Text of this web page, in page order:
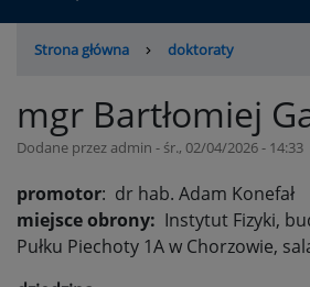
Ścieżka
Strona główna doktoraty
mgr Bartłomiej
Dodane przez admin - śr., 02/04/2026 - 14:33
promotor: dr hab. Adam Konefał
miejsce obrony: Instytut Fizyki,
Pułku Piechoty 1A w Chorzowie,